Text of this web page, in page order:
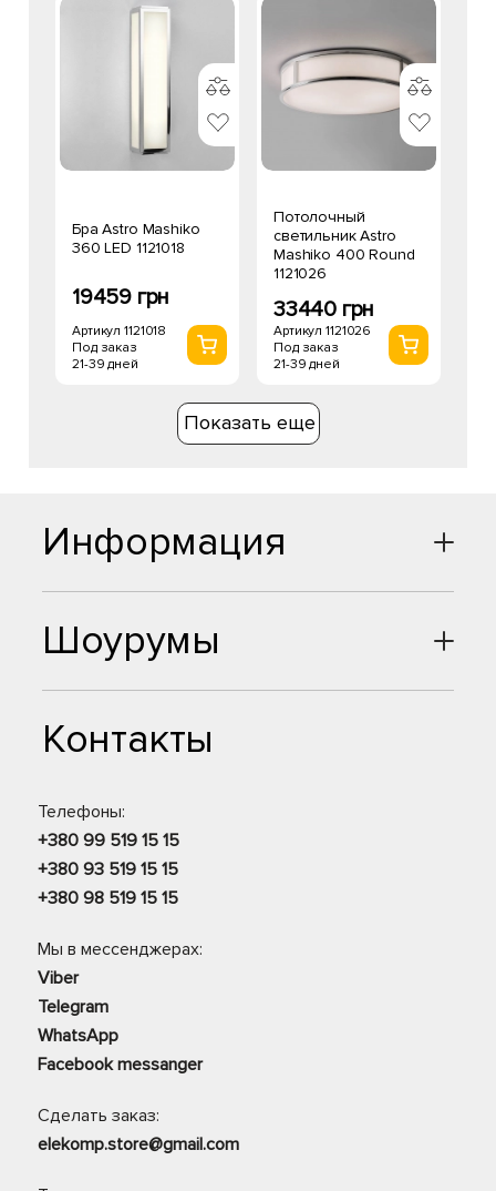
Бра Astro Mashiko
360 LED 1121018
19459 грн
Артикул 1121018
Под заказ
21-39 дней
Потолочный
светильник Astro
Mashiko 400 Round
1121026
33440 грн
Артикул 1121026
Под заказ
21-39 дней
Показать еще
Шоурумы
Контакты
Телефоны:
+380 99 519 15 15
+380 93 519 15 15
+380 98 519 15 15
Мы в мессенджерах:
Viber
Telegram
WhatsApp
Facebook messanger
Сделать заказ:
elekomp.store@gmail.com
Информация